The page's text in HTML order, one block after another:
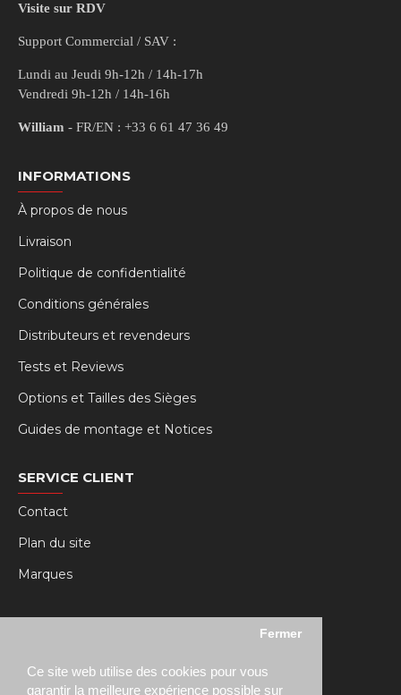
Ce site web utilise des cookies pour vous
garantir la meilleure expérience possible sur
Fermer
Visite sur RDV
Support Commercial / SAV :
Lundi au Jeudi 9h-12h / 14h-17h
Vendredi 9h-12h / 14h-16h
William - FR/EN : +33 6 61 47 36 49
INFORMATIONS
À propos de nous
Livraison
Politique de confidentialité
Conditions générales
Distributeurs et revendeurs
Tests et Reviews
Options et Tailles des Sièges
Guides de montage et Notices
SERVICE CLIENT
Contact
Plan du site
Marques
MY RSEAT
Historique des commandes